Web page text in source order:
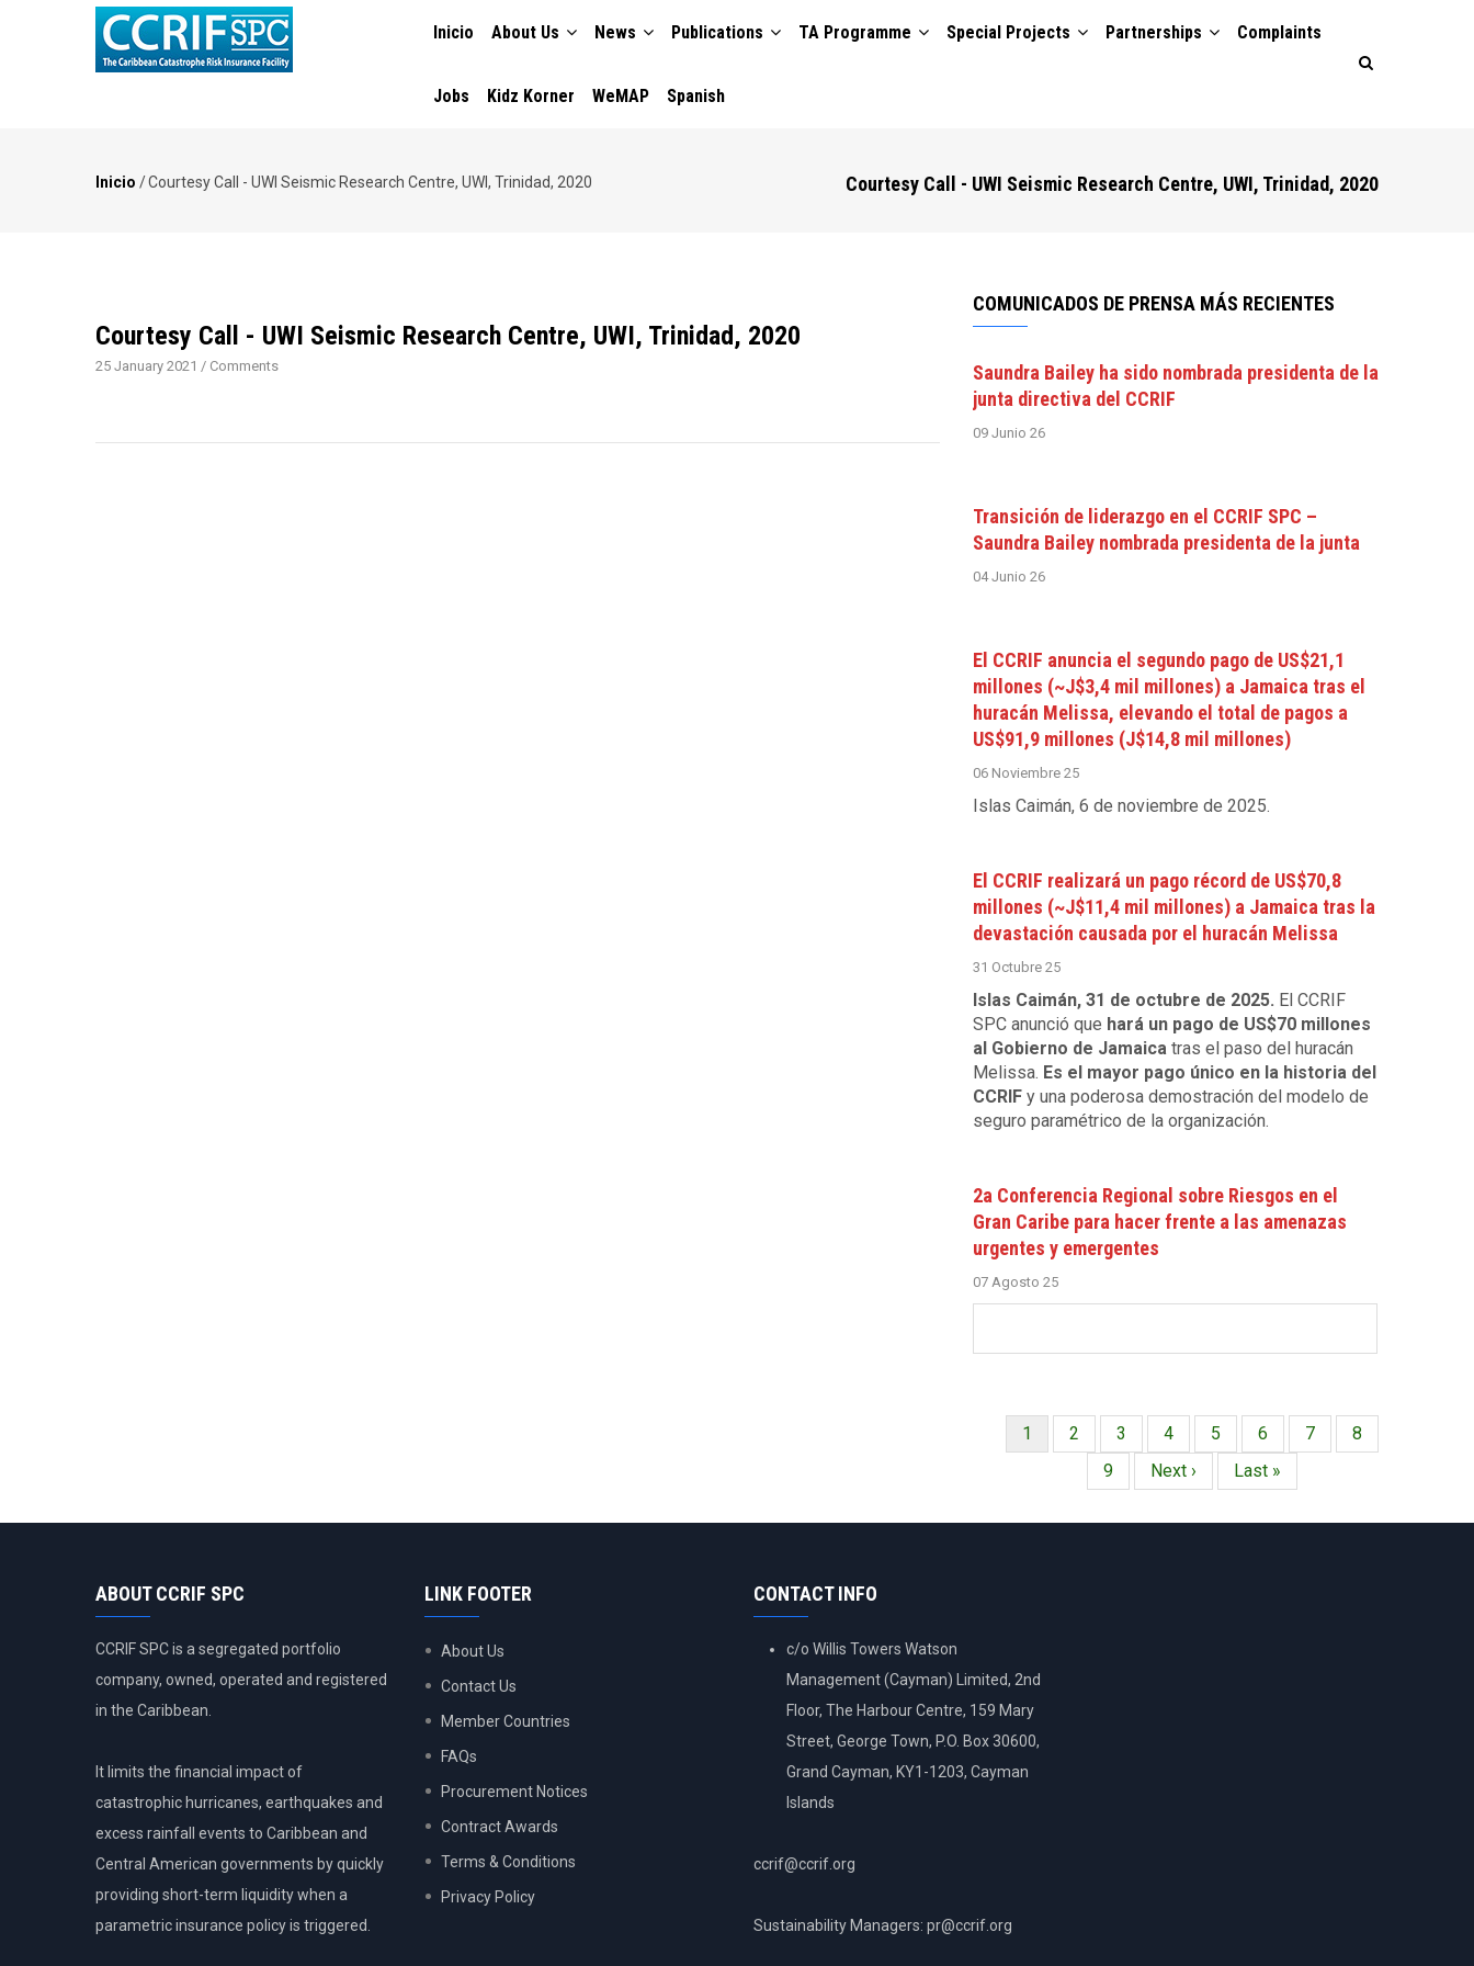
NAVIGATION
Inicio About Us News Publications TA Programme Special Projects Partnerships Complaints
Jobs Kidz Korner WeMAP Spanish
Courtesy Call - UWI Seismic Research Centre, UWI, Trinidad, 2020
Inicio /Courtesy Call - UWI Seismic Research Centre, UWI, Trinidad, 2020
Courtesy Call - UWI Seismic Research Centre, UWI, Trinidad, 2020
25 January 2021 / Comments
COMUNICADOS DE PRENSA MÁS RECIENTES
Saundra Bailey ha sido nombrada presidenta de la
junta directiva del CCRIF
09 Junio 26
Transición de liderazgo en el CCRIF SPC –
Saundra Bailey nombrada presidenta de la junta
04 Junio 26
El CCRIF anuncia el segundo pago de US$21,1
millones (~J$3,4 mil millones) a Jamaica tras el
huracán Melissa, elevando el total de pagos a
US$91,9 millones (J$14,8 mil millones)
06 Noviembre 25
Islas Caimán, 6 de noviembre de 2025.
El CCRIF realizará un pago récord de US$70,8
millones (~J$11,4 mil millones) a Jamaica tras la
devastación causada por el huracán Melissa
31 Octubre 25
Islas Caimán, 31 de octubre de 2025. El CCRIF
SPC anunció que hará un pago de US$70 millones
al Gobierno de Jamaica tras el paso del huracán
Melissa. Es el mayor pago único en la historia del
CCRIF y una poderosa demostración del modelo de
seguro paramétrico de la organización.
2a Conferencia Regional sobre Riesgos en el
Gran Caribe para hacer frente a las amenazas
urgentes y emergentes
07 Agosto 25
Paginación
Página
actual
1 Página
2 Página
3 Página
4 Página
5 Página
6 Página
7 Página
8
Página
9
Siguiente
página
Next ›
Última
página
Last »
ABOUT CCRIF SPC
CCRIF SPC is a segregated portfolio
company, owned, operated and registered
in the Caribbean.
It limits the financial impact of
catastrophic hurricanes, earthquakes and
excess rainfall events to Caribbean and
Central American governments by quickly
providing short-term liquidity when a
parametric insurance policy is triggered.
LINK FOOTER
About Us
Contact Us
Member Countries
FAQs
Procurement Notices
Contract Awards
Terms & Conditions
Privacy Policy
CONTACT INFO
c/o Willis Towers Watson
Management (Cayman) Limited, 2nd
Floor, The Harbour Centre, 159 Mary
Street, George Town, P.O. Box 30600,
Grand Cayman, KY1-1203, Cayman
Islands
ccrif@ccrif.org
Sustainability Managers: pr@ccrif.org